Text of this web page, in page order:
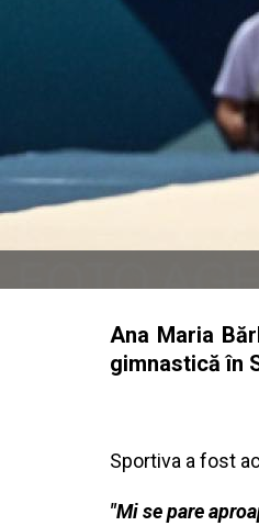
Ana Maria
gimnastică în
Sportiva a fost
"Mi se pare